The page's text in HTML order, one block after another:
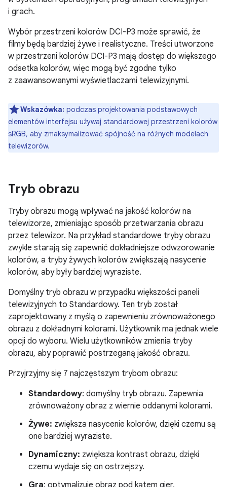
i grach.
Wybór przestrzeni kolorów DCI-P3 może sprawić, że
filmy będą bardziej żywe i realistyczne. Treści utworzone
w przestrzeni kolorów DCI-P3 mają dostęp do większego
odsetka kolorów, więc mogą być zgodne tylko
z zaawansowanymi wyświetlaczami telewizyjnymi.
Wskazówka: podczas projektowania podstawowych
elementów interfejsu używaj standardowej przestrzeni kolorów
sRGB, aby zmaksymalizować spójność na różnych modelach
telewizorów.
Tryb obrazu
Tryby obrazu mogą wpływać na jakość kolorów na
telewizorze, zmieniając sposób przetwarzania obrazu
przez telewizor. Na przykład standardowe tryby obrazu
zwykle starają się zapewnić dokładniejsze odwzorowanie
kolorów, a tryby żywych kolorów zwiększają nasycenie
kolorów, aby były bardziej wyraziste.
Domyślny tryb obrazu w przypadku większości paneli
telewizyjnych to Standardowy. Ten tryb został
zaprojektowany z myślą o zapewnieniu zrównoważonego
obrazu z dokładnymi kolorami. Użytkownik ma jednak wiele
opcji do wyboru. Wielu użytkowników zmienia tryby
obrazu, aby poprawić postrzeganą jakość obrazu.
Przyjrzyjmy się 7 najczęstszym trybom obrazu:
Standardowy: domyślny tryb obrazu. Zapewnia
zrównoważony obraz z wiernie oddanymi kolorami.
Żywe: zwiększa nasycenie kolorów, dzięki czemu są
one bardziej wyraziste.
Dynamiczny: zwiększa kontrast obrazu, dzięki
czemu wydaje się on ostrzejszy.
Gra: optymalizuje obraz pod kątem gier,